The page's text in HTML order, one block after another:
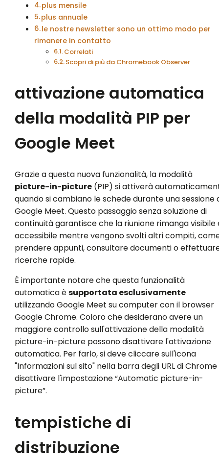
plus mensile
plus annuale
le nostre newsletter sono un ottimo modo per
rimanere in contatto
Correlati
Scopri di più da Chromebook Observer
attivazione automatica
della modalità PIP per
Google Meet
Grazie a questa nuova funzionalità, la modalità
picture-in-picture(PIP) si attiverà
quando si cambiano le schede durante una sessione
Google Meet. Questo passaggio senza soluzione di
continuità garantisce che la riunione rimanga visibile
accessibile mentre vengono svolti altri compiti,
prendere appunti, consultare documenti o
ricerche rapide.
È importante notare che questa funzionalità
automatica èsupportata esclusivamente
utilizzando Google Meet su computer con il browser
Google Chrome. Coloro che desiderano avere un
maggiore controllo sull'attivazione della modalità
picture-in-picture possono disattivare l'attivazione
automatica. Per farlo, si deve cliccare sull'icona
"Informazioni sul sito" nella barra degli URL di Chrome
disattivare l'impostazione “Automatic picture-in-
picture”.
tempistiche di
distribuzione